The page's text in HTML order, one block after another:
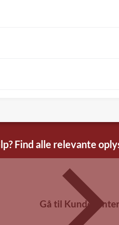
Find alle relevante
Gå til Kundecenter